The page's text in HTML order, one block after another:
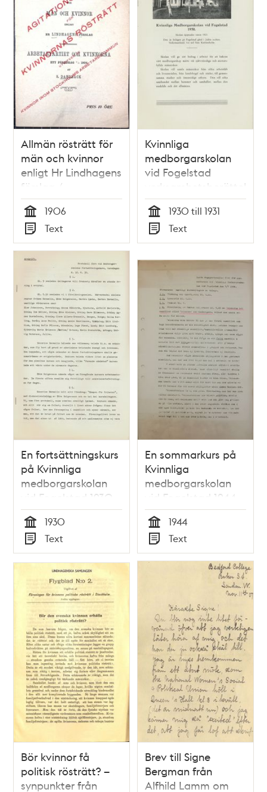
Allmän rösträtt för
män och kvinnor
enligt Hr Lindhagens
förslag /
Arbetarepartiet och
kvinnorna – ett
föredrag 7/3 1906 af
S. Dahlbäck.
Tid
1906
Typ
Text
Kvinnliga
medborgarskolan
vid Fogelstad
verksamhetsberättelse
1930
Tid
1930 till 1931
Typ
Text
En fortsättningskurs
på Kvinnliga
medborgarskolan
vid Fogelstad 1930
Tid
1930
Typ
Text
En sommarkurs på
Kvinnliga
medborgarskolan
vid Fogelstad 1944
Tid
1944
Typ
Text
Bör kvinnor få
politisk rösträtt? –
synpunkter från
Brev till Signe
Bergman från
Alfhild Lamm om